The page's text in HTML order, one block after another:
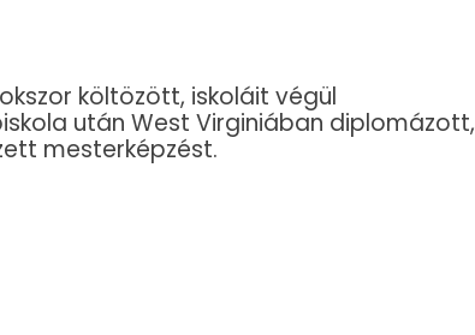
költözött, iskoláit végül
után West Virginiában diplomázott,
mesterképzést.